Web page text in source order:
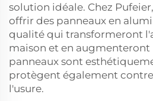
solution idéale. Chez
offrir des panneaux en
qualité qui transformeront
maison et en augmenteront
panneaux sont
protègent également
l'usure.